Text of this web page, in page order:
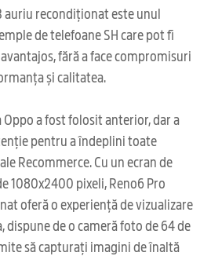
auriu recondiționat este unul
de telefoane SH care pot fi
fără a face compromisuri
și calitatea.
a fost folosit anterior, dar a
pentru a îndeplini toate
Recommerce. Cu un ecran de
1080x2400 pixeli, Reno6 Pro
oferă o experiență de vizualizare
dispune de o cameră foto de 64 de
să capturați imagini de înaltă